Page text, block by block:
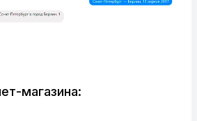
магазина: